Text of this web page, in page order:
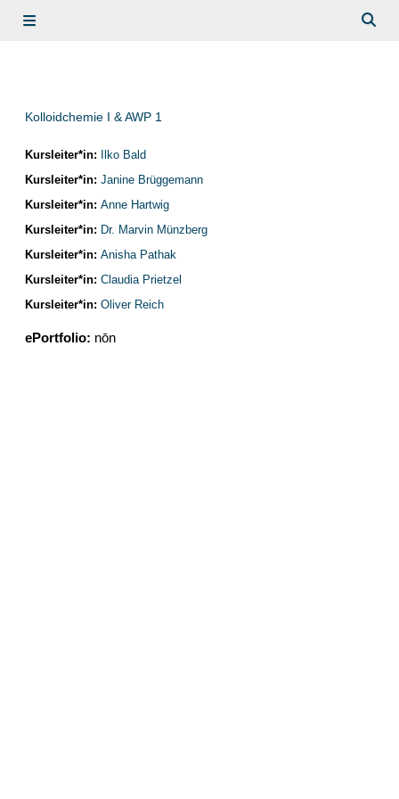
Kolloidchemie I & AWP 1
Kursleiter*in:
Ilko Bald
Kursleiter*in: Janine Brüggemann
Kursleiter*in: Anne Hartwig
Kursleiter*in: Dr. Marvin Münzberg
Kursleiter*in: Anisha Pathak
Kursleiter*in: Claudia Prietzel
Kursleiter*in: Oliver Reich
ePortfolio: nōn